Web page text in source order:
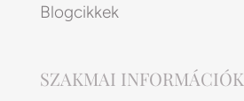
Blogcikkek
SZAKMAI INFORMÁCIÓK